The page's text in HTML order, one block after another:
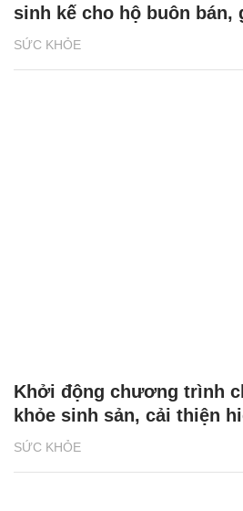
SỨC KHỎE
sinh kế cho hộ buôn bán,
SỨC KHỎE
Khởi động chương trình
khỏe sinh sản, cải thiện